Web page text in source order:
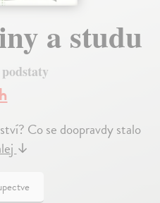
a studu
Co se doopravdy stalo
↓